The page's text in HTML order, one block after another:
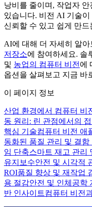
낭비를 줄이며, 작업자
있습니다. 비전 AI 기술
신뢰할 수 있고 쉽게 만
AI에 대해 더 자세히 알아
저장소에 참여하세요. 솔
및 농업의 컴퓨터 비전 에
옵션을 살펴보고 지금 바
이 페이지 정보
산업 환경에서 컴퓨터 비
동 원리: 린 관점에서의
핵심 기술컴퓨터 비전 애
동화된 품질 관리 및 결함
임 단축스마트 재고 관리
유지보수안전 및 시각적
ROI품질 향상 및 재작업
용 절감안전 및 인체공학
반 인사이트컴퓨터 비전